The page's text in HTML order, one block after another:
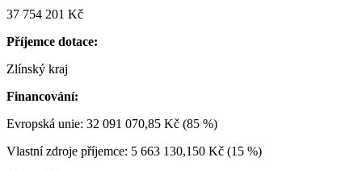
37 754 201 Kč
Příjemce dotace:
Zlínský kraj
Financování:
Evropská unie: 32 091 070,85 Kč (85 %)
Vlastní zdroje příjemce: 5 663 130,150 Kč (15 %)